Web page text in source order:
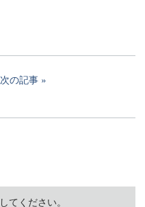
次の記事
してください。